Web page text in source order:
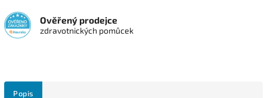
Ověřený prodejce
zdravotnických pomůcek
Popis